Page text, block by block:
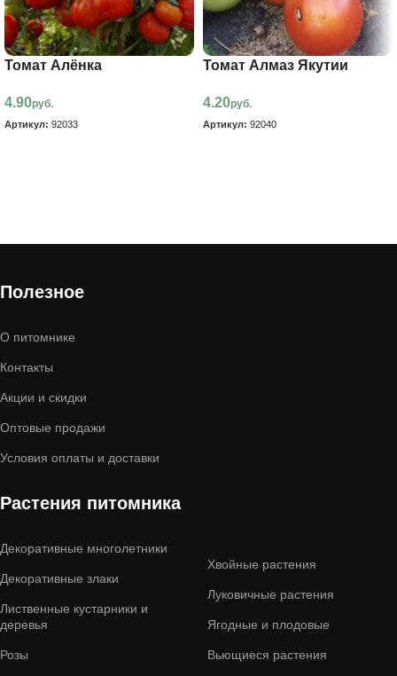
Томат Алёнка
4.90руб.
Артикул: 92033
Томат Алмаз Якутии
4.20руб.
Артикул: 92040
Полезное
О питомнике
Контакты
Акции и скидки
Оптовые продажи
Условия оплаты и доставки
Растения питомника
Декоративные многолетники
Декоративные злаки
Лиственные кустарники и
деревья
Розы
Хвойные растения
Луковичные растения
Ягодные и плодовые
Вьющиеся растения